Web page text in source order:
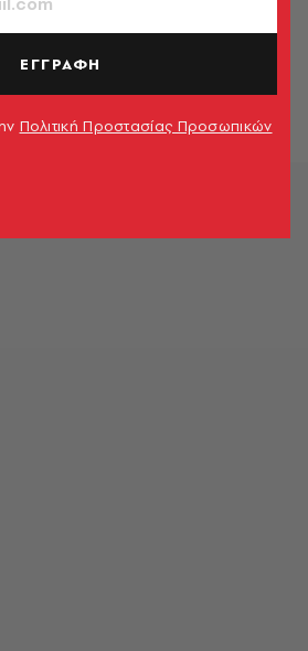
Πού θα χιονίσει στην Αττική
πρόγνωση Αρναούτογλου
ΕΓΓΡΑΦΗ
Πολιτική Προστασίας Προσωπικών